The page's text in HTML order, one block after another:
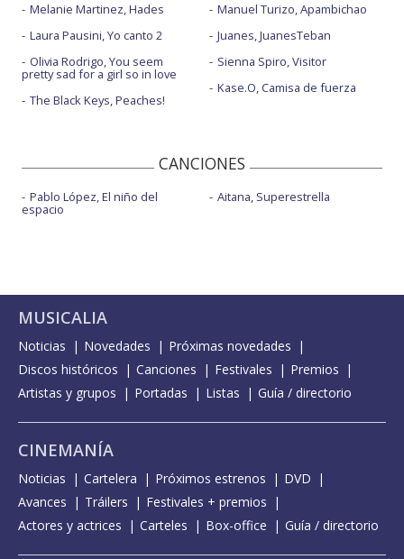
Melanie Martinez, Hades
Laura Pausini, Yo canto 2
Olivia Rodrigo, You seem
pretty sad for a girl so in love
The Black Keys, Peaches!
Manuel Turizo, Apambichao
Juanes, JuanesTeban
Sienna Spiro, Visitor
Kase.O, Camisa de fuerza
CANCIONES
Pablo López, El niño del
espacio
Aitana, Superestrella
MUSICALIA
Noticias Novedades
Próximas novedades
Discos históricos
Canciones Festivales
Premios
Artistas y grupos
Portadas Listas Guía / directorio
CINEMANÍA
Noticias Cartelera Próximos estrenos
DVD
Avances
Tráilers
Festivales + premios
Actores y actrices
Carteles Box-office Guía / directorio